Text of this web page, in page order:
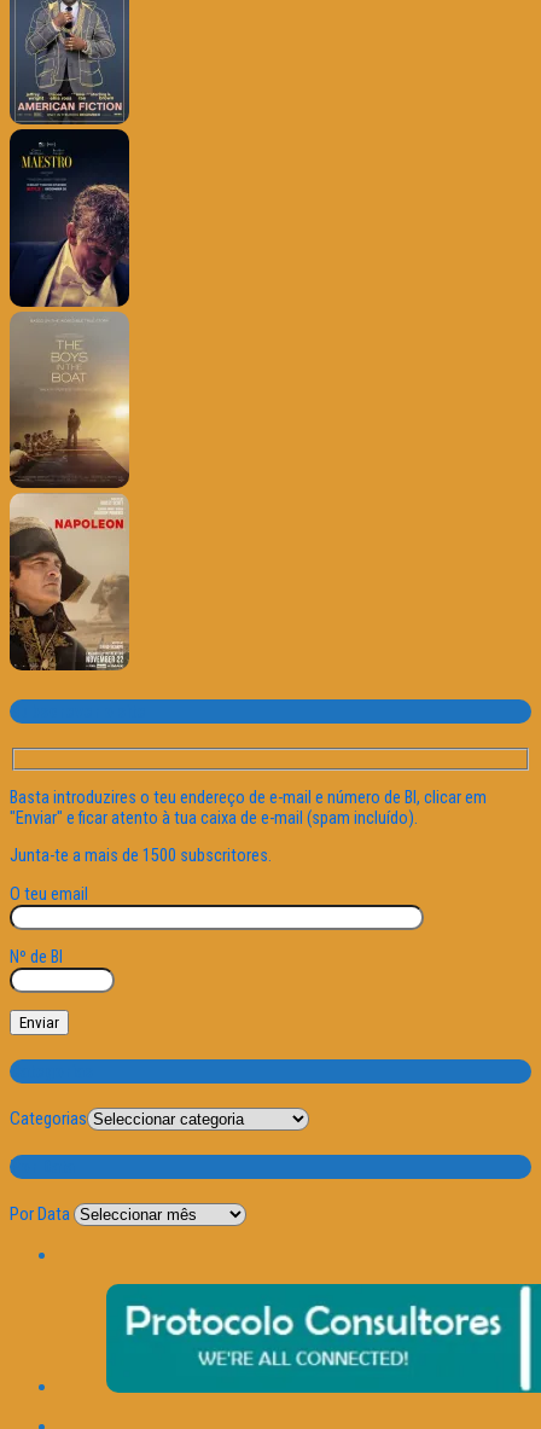
Subscrever o site
Basta introduzires o teu endereço de e-mail e número de BI, clicar em
"Enviar" e ficar atento à tua caixa de e-mail (spam incluído).
Junta-te a mais de 1500 subscritores.
O teu email
Nº de BI
Categorias
Categorias
Por Data
Por Data